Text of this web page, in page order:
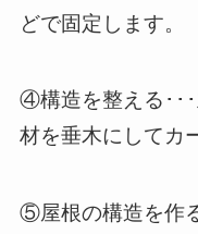
どで固定します。
④構造を整える･･
材を垂木にしてカ
⑤屋根の構造を作